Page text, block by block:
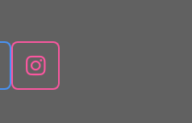
I
n